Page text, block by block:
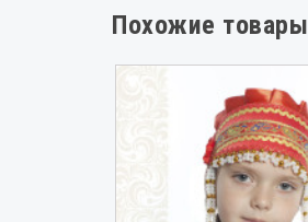
Похожие товары